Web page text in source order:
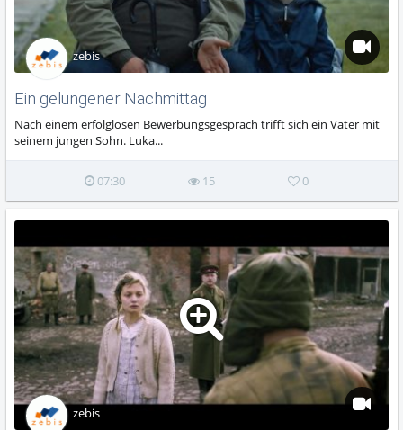
Ein gelungener Nachmittag
Nach einem erfolglosen Bewerbungsgespräch trifft sich ein Vater mit
seinem jungen Sohn. Luka...
zebis
07:30 15 0
zebis